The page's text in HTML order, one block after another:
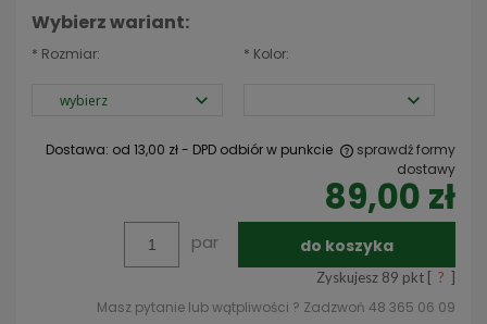
Wybierz wariant:
* Rozmiar: * Kolor:
Dostawa: od 13,00 zł- DPD odbiór w punkcie
Cena nie zawiera ewentualnych kosztów płatności
sprawdź formy
dostawy
89,00 zł
par do koszyka
Zyskujesz 89 pkt [ ? ]
Masz pytanie lub wątpliwości ? Zadzwoń 48 365 06 09